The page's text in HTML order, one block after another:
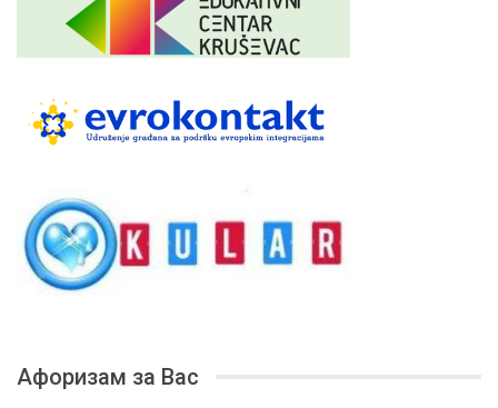
Афоризам за Вас